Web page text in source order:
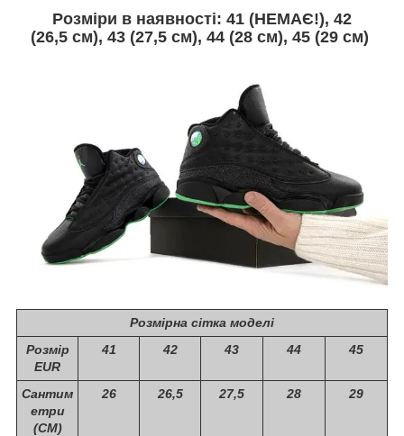
Розміри в наявності: 41 (НЕМАЄ!), 42
(26,5 см), 43 (27,5 см), 44 (28 см), 45 (29 см)
Розмірна сітка моделі
Розмір
EUR
41 42 43 44 45
Сантим
етри
(СМ)
26 26,5 27,5 28 29